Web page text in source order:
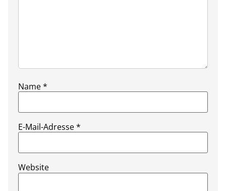
Name*
E-Mail-Adresse*
Website